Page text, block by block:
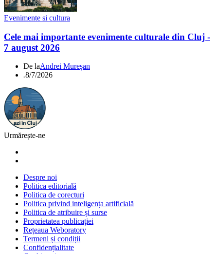
Evenimente si cultura
Cele mai importante evenimente culturale din Cluj -
7 august 2026
De laAndrei Mureșan
.8/7/2026
Urmărește-ne
Despre noi
Politica editorială
Politica de corecturi
Politica privind inteligența artificială
Politica de atribuire și surse
Proprietatea publicației
Rețeaua Weboratory
Termeni și condiții
Confidențialitate